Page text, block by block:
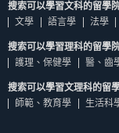
搜索可以學習文科的留學
文學
語言學 法學
搜索可以學習理科的留學
護理、保健學
醫、齒
搜索可以學習文理科的留
師範、教育學
生活科